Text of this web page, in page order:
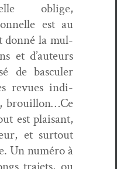
oblige,
est au
don­né la mul­
et d’auteurs
de bas­culer
revues indi­
brouillon…Ce
est plaisant,
et surtout
Un numéro à